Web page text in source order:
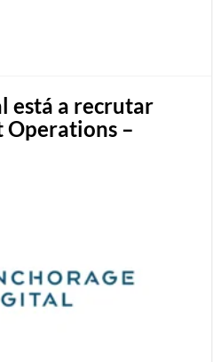
está a recrutar
Operations –